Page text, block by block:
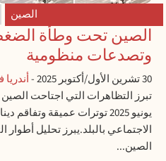
الصين
الصين تحت وطأة
وتصدعات منظومية
30 تشرين الأول/أكتوبر 2025 -أندريا
تبرز التظاهرات التي اجتاحت الصين
يونيو 2025 توترات عميقة
الاجتماعي بالبلد.يبرز تحليل أطوار
الصين...